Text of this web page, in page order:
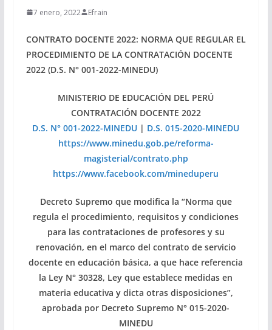
7 enero, 2022 Efrain
CONTRATO DOCENTE 2022: NORMA QUE REGULAR EL
PROCEDIMIENTO DE LA CONTRATACIÓN DOCENTE
2022 (D.S. N° 001-2022-MINEDU)
MINISTERIO DE EDUCACIÓN DEL PERÚ
CONTRATACIÓN DOCENTE 2022
D.S. N° 001-2022-MINEDU | D.S. 015-2020-MINEDU
https://www.minedu.gob.pe/reforma-
magisterial/contrato.php
https://www.facebook.com/mineduperu
Decreto Supremo que modifica la “Norma que
regula el procedimiento, requisitos y condiciones
para las contrataciones de profesores y su
renovación, en el marco del contrato de servicio
docente en educación básica, a que hace referencia
la Ley N° 30328, Ley que establece medidas en
materia educativa y dicta otras disposiciones”,
aprobada por Decreto Supremo N° 015-2020-
MINEDU